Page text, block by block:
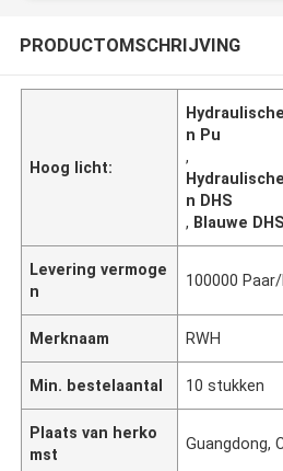
PRODUCTOMSCHRIJVING
Hoog licht:
n Pu
,
n DHS
, Blauwe
Levering vermoge
n
100000
Merknaam RWH
Min. bestelaantal 10 stukken
Plaats van herko
mst
Guangdong,